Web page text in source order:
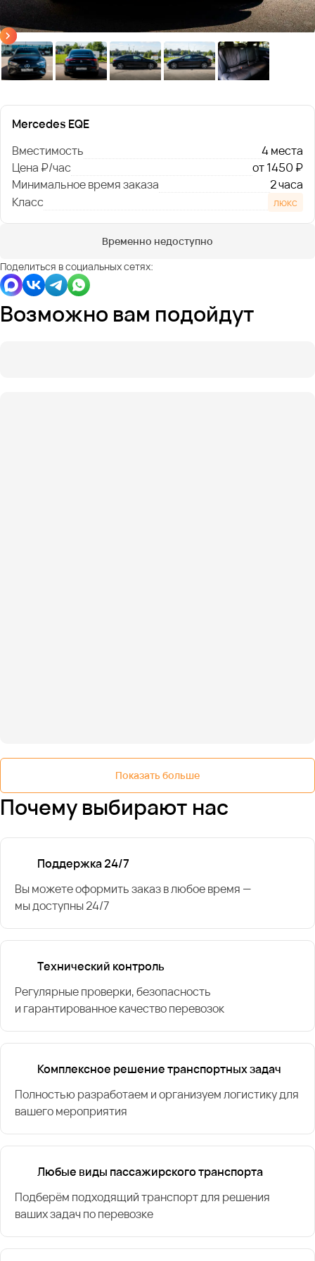
Mercedes EQE
Вместимость
4 места
Цена ₽/час
от 1450 ₽
Минимальное время заказа
2 часа
Класс
люкс
Временно недоступно
Поделиться в социальных сетях:
Возможно вам подойдут
Показать больше
Почему выбирают нас
Поддержка 24/7
Вы можете оформить заказ в любое время —
мы доступны 24/7
Технический контроль
Регулярные проверки, безопасность
и гарантированное качество перевозок
Комплексное решение транспортных задач
Полностью разработаем и организуем логистику для
вашего мероприятия
Любые виды пассажирского транспорта
Подберём подходящий транспорт для решения
ваших задач по перевозке